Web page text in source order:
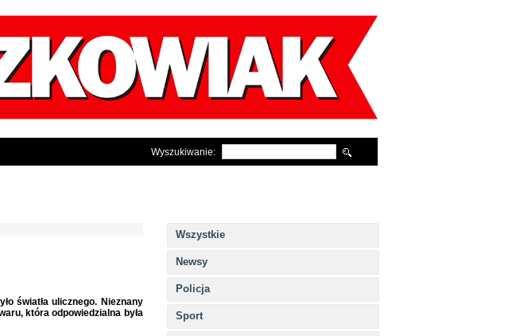
Wyszukiwanie:
Wszystkie
Newsy
Policja
Sport
światła ulicznego. Nieznany
która odpowiedzialna była